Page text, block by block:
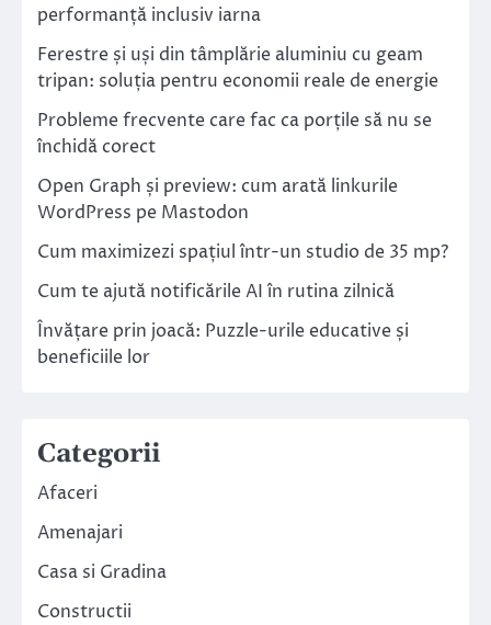
performanță inclusiv iarna
Ferestre și uși din tâmplărie aluminiu cu geam
tripan: soluția pentru economii reale de energie
Probleme frecvente care fac ca porțile să nu se
închidă corect
Open Graph și preview: cum arată linkurile
WordPress pe Mastodon
Cum maximizezi spațiul într-un studio de 35 mp?
Cum te ajută notificările AI în rutina zilnică
Învățare prin joacă: Puzzle-urile educative și
beneficiile lor
Categorii
Afaceri
Amenajari
Casa si Gradina
Constructii